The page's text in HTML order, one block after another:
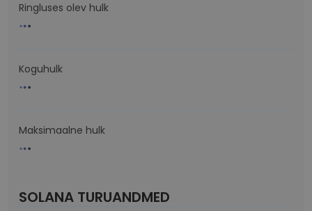
Ringluses olev hulk
Koguhulk
Maksimaalne hulk
SOLANA TURUANDMED